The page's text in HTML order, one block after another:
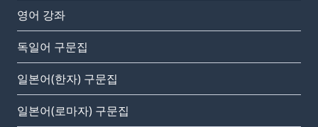
영어 강좌
독일어 구문집
일본어(한자) 구문집
일본어(로마자) 구문집